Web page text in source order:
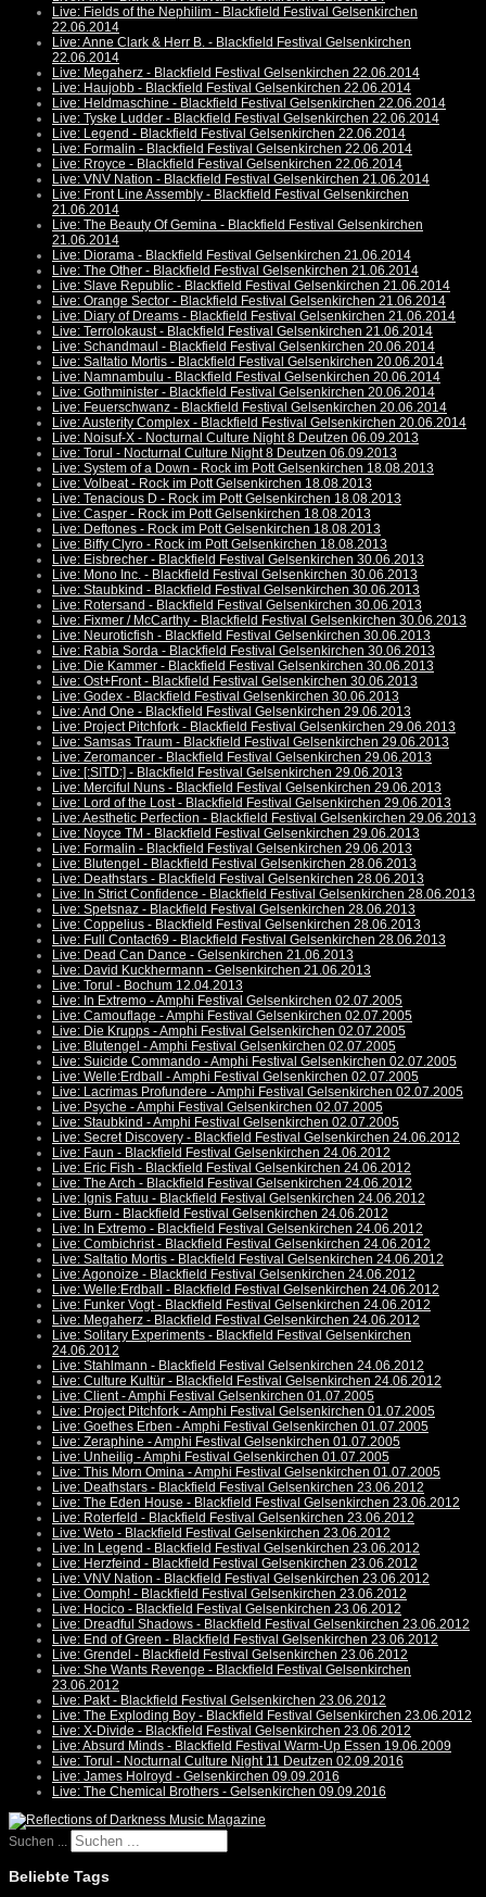
Live: Fields of the Nephilim - Blackfield Festival Gelsenkirchen
22.06.2014
Live: Anne Clark & Herr B. - Blackfield Festival Gelsenkirchen
22.06.2014
Live: Megaherz - Blackfield Festival Gelsenkirchen 22.06.2014
Live: Haujobb - Blackfield Festival Gelsenkirchen 22.06.2014
Live: Heldmaschine - Blackfield Festival Gelsenkirchen 22.06.2014
Live: Tyske Ludder - Blackfield Festival Gelsenkirchen 22.06.2014
Live: Legend - Blackfield Festival Gelsenkirchen 22.06.2014
Live: Formalin - Blackfield Festival Gelsenkirchen 22.06.2014
Live: Rroyce - Blackfield Festival Gelsenkirchen 22.06.2014
Live: VNV Nation - Blackfield Festival Gelsenkirchen 21.06.2014
Live: Front Line Assembly - Blackfield Festival Gelsenkirchen
21.06.2014
Live: The Beauty Of Gemina - Blackfield Festival Gelsenkirchen
21.06.2014
Live: Diorama - Blackfield Festival Gelsenkirchen 21.06.2014
Live: The Other - Blackfield Festival Gelsenkirchen 21.06.2014
Live: Slave Republic - Blackfield Festival Gelsenkirchen 21.06.2014
Live: Orange Sector - Blackfield Festival Gelsenkirchen 21.06.2014
Live: Diary of Dreams - Blackfield Festival Gelsenkirchen 21.06.2014
Live: Terrolokaust - Blackfield Festival Gelsenkirchen 21.06.2014
Live: Schandmaul - Blackfield Festival Gelsenkirchen 20.06.2014
Live: Saltatio Mortis - Blackfield Festival Gelsenkirchen 20.06.2014
Live: Namnambulu - Blackfield Festival Gelsenkirchen 20.06.2014
Live: Gothminister - Blackfield Festival Gelsenkirchen 20.06.2014
Live: Feuerschwanz - Blackfield Festival Gelsenkirchen 20.06.2014
Live: Austerity Complex - Blackfield Festival Gelsenkirchen 20.06.2014
Live: Noisuf-X - Nocturnal Culture Night 8 Deutzen 06.09.2013
Live: Torul - Nocturnal Culture Night 8 Deutzen 06.09.2013
Live: System of a Down - Rock im Pott Gelsenkirchen 18.08.2013
Live: Volbeat - Rock im Pott Gelsenkirchen 18.08.2013
Live: Tenacious D - Rock im Pott Gelsenkirchen 18.08.2013
Live: Casper - Rock im Pott Gelsenkirchen 18.08.2013
Live: Deftones - Rock im Pott Gelsenkirchen 18.08.2013
Live: Biffy Clyro - Rock im Pott Gelsenkirchen 18.08.2013
Live: Eisbrecher - Blackfield Festival Gelsenkirchen 30.06.2013
Live: Mono Inc. - Blackfield Festival Gelsenkirchen 30.06.2013
Live: Staubkind - Blackfield Festival Gelsenkirchen 30.06.2013
Live: Rotersand - Blackfield Festival Gelsenkirchen 30.06.2013
Live: Fixmer / McCarthy - Blackfield Festival Gelsenkirchen 30.06.2013
Live: Neuroticfish - Blackfield Festival Gelsenkirchen 30.06.2013
Live: Rabia Sorda - Blackfield Festival Gelsenkirchen 30.06.2013
Live: Die Kammer - Blackfield Festival Gelsenkirchen 30.06.2013
Live: Ost+Front - Blackfield Festival Gelsenkirchen 30.06.2013
Live: Godex - Blackfield Festival Gelsenkirchen 30.06.2013
Live: And One - Blackfield Festival Gelsenkirchen 29.06.2013
Live: Project Pitchfork - Blackfield Festival Gelsenkirchen 29.06.2013
Live: Samsas Traum - Blackfield Festival Gelsenkirchen 29.06.2013
Live: Zeromancer - Blackfield Festival Gelsenkirchen 29.06.2013
Live: [:SITD:] - Blackfield Festival Gelsenkirchen 29.06.2013
Live: Merciful Nuns - Blackfield Festival Gelsenkirchen 29.06.2013
Live: Lord of the Lost - Blackfield Festival Gelsenkirchen 29.06.2013
Live: Aesthetic Perfection - Blackfield Festival Gelsenkirchen 29.06.2013
Live: Noyce TM - Blackfield Festival Gelsenkirchen 29.06.2013
Live: Formalin - Blackfield Festival Gelsenkirchen 29.06.2013
Live: Blutengel - Blackfield Festival Gelsenkirchen 28.06.2013
Live: Deathstars - Blackfield Festival Gelsenkirchen 28.06.2013
Live: In Strict Confidence - Blackfield Festival Gelsenkirchen 28.06.2013
Live: Spetsnaz - Blackfield Festival Gelsenkirchen 28.06.2013
Live: Coppelius - Blackfield Festival Gelsenkirchen 28.06.2013
Live: Full Contact69 - Blackfield Festival Gelsenkirchen 28.06.2013
Live: Dead Can Dance - Gelsenkirchen 21.06.2013
Live: David Kuckhermann - Gelsenkirchen 21.06.2013
Live: Torul - Bochum 12.04.2013
Live: In Extremo - Amphi Festival Gelsenkirchen 02.07.2005
Live: Camouflage - Amphi Festival Gelsenkirchen 02.07.2005
Live: Die Krupps - Amphi Festival Gelsenkirchen 02.07.2005
Live: Blutengel - Amphi Festival Gelsenkirchen 02.07.2005
Live: Suicide Commando - Amphi Festival Gelsenkirchen 02.07.2005
Live: Welle:Erdball - Amphi Festival Gelsenkirchen 02.07.2005
Live: Lacrimas Profundere - Amphi Festival Gelsenkirchen 02.07.2005
Live: Psyche - Amphi Festival Gelsenkirchen 02.07.2005
Live: Staubkind - Amphi Festival Gelsenkirchen 02.07.2005
Live: Secret Discovery - Blackfield Festival Gelsenkirchen 24.06.2012
Live: Faun - Blackfield Festival Gelsenkirchen 24.06.2012
Live: Eric Fish - Blackfield Festival Gelsenkirchen 24.06.2012
Live: The Arch - Blackfield Festival Gelsenkirchen 24.06.2012
Live: Ignis Fatuu - Blackfield Festival Gelsenkirchen 24.06.2012
Live: Burn - Blackfield Festival Gelsenkirchen 24.06.2012
Live: In Extremo - Blackfield Festival Gelsenkirchen 24.06.2012
Live: Combichrist - Blackfield Festival Gelsenkirchen 24.06.2012
Live: Saltatio Mortis - Blackfield Festival Gelsenkirchen 24.06.2012
Live: Agonoize - Blackfield Festival Gelsenkirchen 24.06.2012
Live: Welle:Erdball - Blackfield Festival Gelsenkirchen 24.06.2012
Live: Funker Vogt - Blackfield Festival Gelsenkirchen 24.06.2012
Live: Megaherz - Blackfield Festival Gelsenkirchen 24.06.2012
Live: Solitary Experiments - Blackfield Festival Gelsenkirchen
24.06.2012
Live: Stahlmann - Blackfield Festival Gelsenkirchen 24.06.2012
Live: Culture Kultür - Blackfield Festival Gelsenkirchen 24.06.2012
Live: Client - Amphi Festival Gelsenkirchen 01.07.2005
Live: Project Pitchfork - Amphi Festival Gelsenkirchen 01.07.2005
Live: Goethes Erben - Amphi Festival Gelsenkirchen 01.07.2005
Live: Zeraphine - Amphi Festival Gelsenkirchen 01.07.2005
Live: Unheilig - Amphi Festival Gelsenkirchen 01.07.2005
Live: This Morn Omina - Amphi Festival Gelsenkirchen 01.07.2005
Live: Deathstars - Blackfield Festival Gelsenkirchen 23.06.2012
Live: The Eden House - Blackfield Festival Gelsenkirchen 23.06.2012
Live: Roterfeld - Blackfield Festival Gelsenkirchen 23.06.2012
Live: Weto - Blackfield Festival Gelsenkirchen 23.06.2012
Live: In Legend - Blackfield Festival Gelsenkirchen 23.06.2012
Live: Herzfeind - Blackfield Festival Gelsenkirchen 23.06.2012
Live: VNV Nation - Blackfield Festival Gelsenkirchen 23.06.2012
Live: Oomph! - Blackfield Festival Gelsenkirchen 23.06.2012
Live: Hocico - Blackfield Festival Gelsenkirchen 23.06.2012
Live: Dreadful Shadows - Blackfield Festival Gelsenkirchen 23.06.2012
Live: End of Green - Blackfield Festival Gelsenkirchen 23.06.2012
Live: Grendel - Blackfield Festival Gelsenkirchen 23.06.2012
Live: She Wants Revenge - Blackfield Festival Gelsenkirchen
23.06.2012
Live: Pakt - Blackfield Festival Gelsenkirchen 23.06.2012
Live: The Exploding Boy - Blackfield Festival Gelsenkirchen 23.06.2012
Live: X-Divide - Blackfield Festival Gelsenkirchen 23.06.2012
Live: Absurd Minds - Blackfield Festival Warm-Up Essen 19.06.2009
Live: Torul - Nocturnal Culture Night 11 Deutzen 02.09.2016
Live: James Holroyd - Gelsenkirchen 09.09.2016
Live: The Chemical Brothers - Gelsenkirchen 09.09.2016
Suchen ...
Beliebte Tags